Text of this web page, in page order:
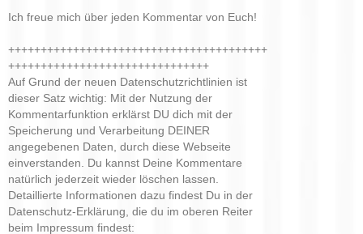
Ich freue mich über jeden Kommentar von Euch!
++++++++++++++++++++++++++++++++++++++++
+++++++++++++++++++++++++++++++
Auf Grund der neuen Datenschutzrichtlinien ist
dieser Satz wichtig: Mit der Nutzung der
Kommentarfunktion erklärst DU dich mit der
Speicherung und Verarbeitung DEINER
angegebenen Daten, durch diese Webseite
einverstanden. Du kannst Deine Kommentare
natürlich jederzeit wieder löschen lassen.
Detaillierte Informationen dazu findest Du in der
Datenschutz-Erklärung, die du im oberen Reiter
beim Impressum findest: